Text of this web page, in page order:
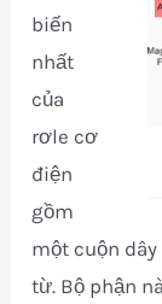
biến
nhất
của
rơle cơ
điện
gồm
một cuộn
từ. Bộ phận